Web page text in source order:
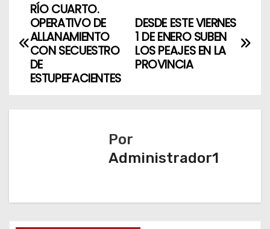
N
a
g
DESDE ESTE VIERNES
1 DE ENERO SUBEN
LOS PEAJES EN LA
PROVINCIA
RÍO CUARTO.
OPERATIVO DE
ALLANAMIENTO
CON SECUESTRO
DE
ESTUPEFACIENTES
Por
Administrador1